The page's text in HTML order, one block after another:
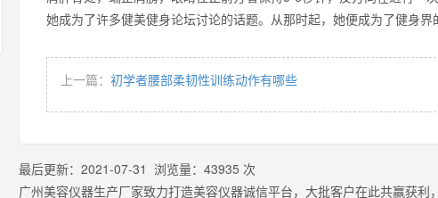
她成为了许多健美健身论坛讨论的话题。从那时起，她便成为了健
上一篇： 初学者腰部柔韧性训练动作有哪些
最后更新： 2021-07-31 浏览量： 43935 次
广州美容仪器生产厂家致力打造美容仪器诚信平台，大批客户在此共赢获利